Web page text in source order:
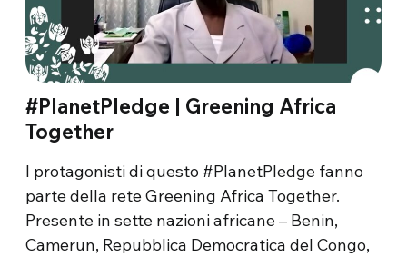
#PlanetPledge | Greening Africa
Together
I protagonisti di questo #PlanetPledge fanno
parte della rete Greening Africa Together.
Presente in sette nazioni africane – Benin,
Camerun, Repubblica Democratica del Congo,